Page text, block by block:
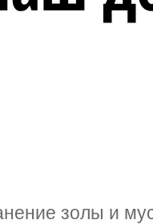
золы и